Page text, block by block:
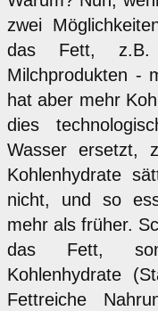
zwei
das Fett, z.B.
Milchprodukten -
hat aber mehr
dies
Wasser ersetzt,
Kohlenhydrate
nicht, und so
mehr als früher.
das Fett,
Kohlenhydrate
Fettreiche